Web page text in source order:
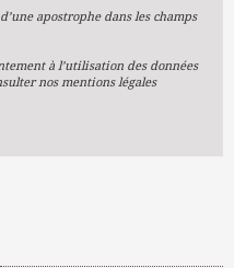
apostrophe dans les champs
à l’utilisation des données
nos mentions légales